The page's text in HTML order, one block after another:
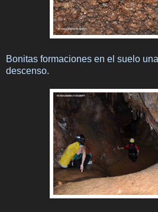
Bonitas formaciones en el suelo
descenso.